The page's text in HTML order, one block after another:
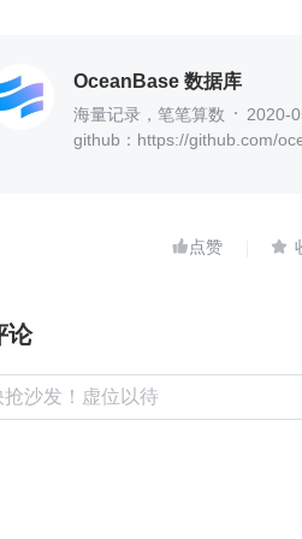
OceanBase 数据库
海量记录，笔笔算数
2020-
github：https://github.com/
 
论